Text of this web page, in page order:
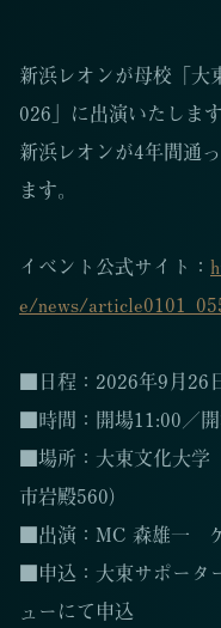
新浜レオンが母校「
026」に出演いたします
新浜レオンが4年間通
ます。
イベント公式サイト：
e/news/
■日程：2026年9月26
■時間：開場11:00／
■場所：大東文化大学
市岩殿560）
■出演：MC 森雄一
■申込：大東サポータ
ューにて申込